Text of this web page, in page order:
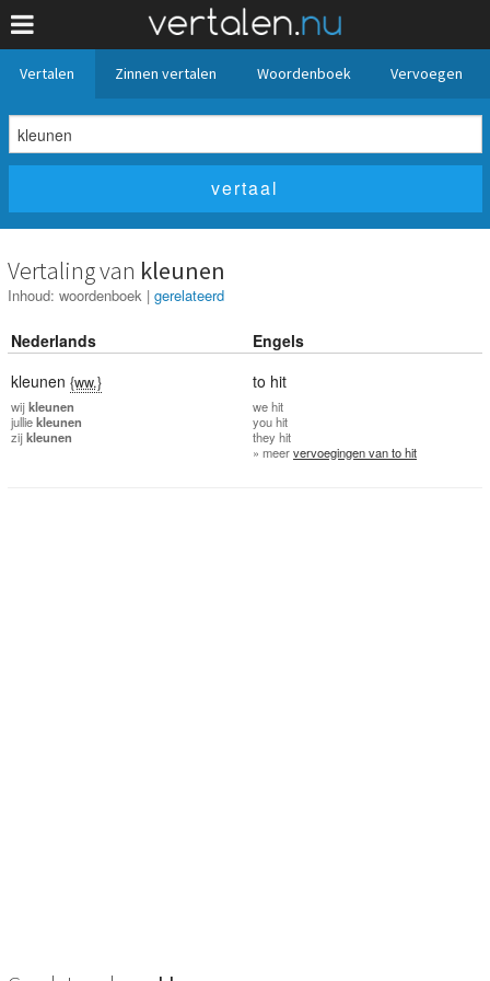
Vertalen Zinnen vertalen Woordenboek Vervoegen
Vertaling van kleunen
Inhoud: woordenboek | gerelateerd
Nederlands
Engels
kleunen {ww.} to hit
wijkleunen
julliekleunen
zijkleunen
wehit
youhit
they hit
» meervervoegingen van to hit